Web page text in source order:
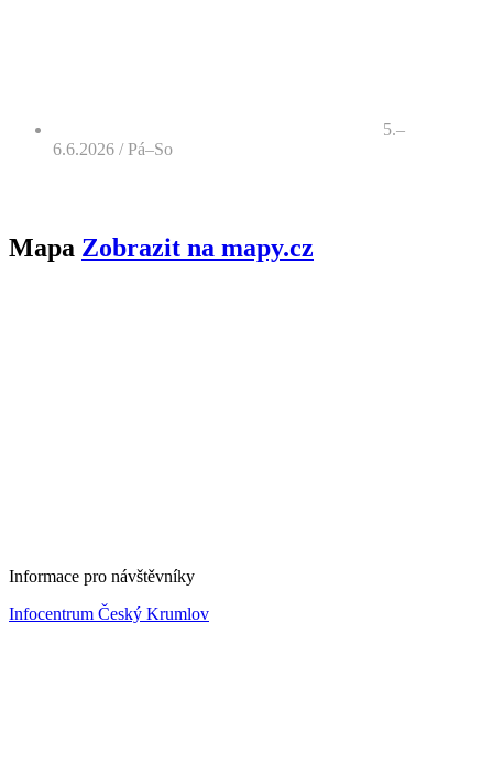
5.–
6.6.2026 / Pá–So
Mapa Zobrazit na mapy.cz
Informace pro návštěvníky
Infocentrum Český Krumlov